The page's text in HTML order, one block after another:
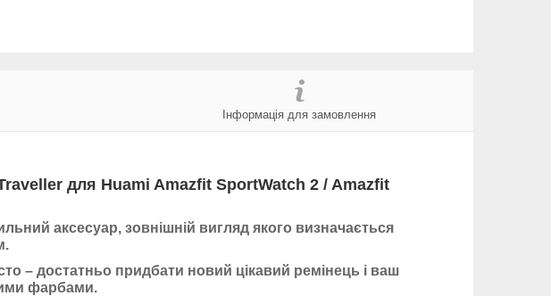
Інформація для замовлення
для Huami Amazfit SportWatch 2 / Amazfit
аксесуар, зовнішній вигляд якого визначається
– достатньо придбати новий цікавий ремінець і ваш
фарбами.